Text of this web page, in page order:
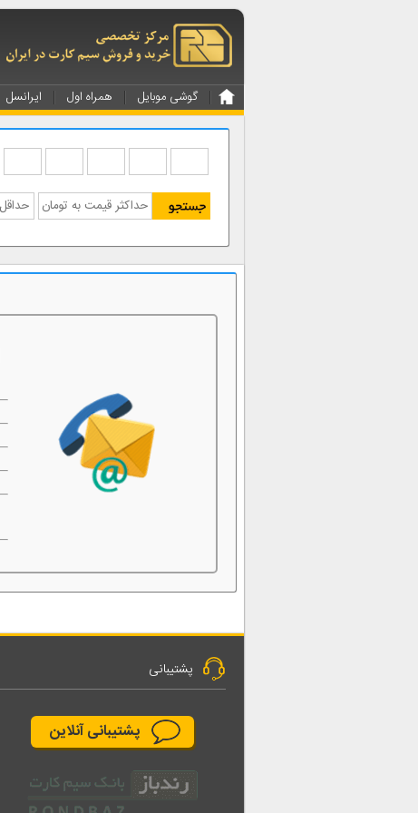
گوشی موبایل همراه اول ایرانسل
پشتیبانی
پشتیبانی آنلاین